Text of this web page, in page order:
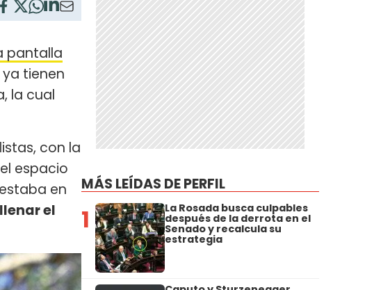
pantalla
tienen
la cual
con la
espacio
en
el
MÁS LEÍDAS DE PERFIL
1 La Rosada busca culpables
después de la derrota en el
Senado y recalcula su
estrategia